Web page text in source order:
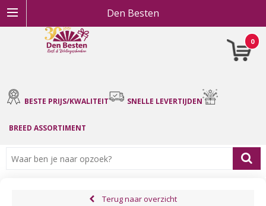
Den Besten
0
BESTE PRIJS/KWALITEIT SNELLE LEVERTIJDEN
BREED ASSORTIMENT
Terug naar overzicht